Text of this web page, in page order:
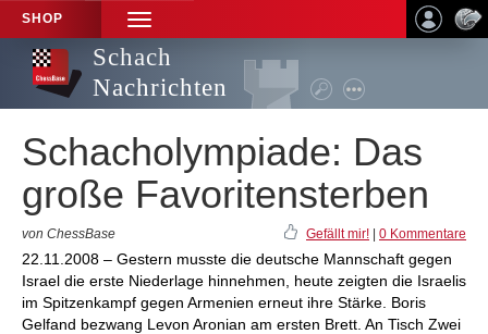
SHOP
TOGGLE
NAVIGATION
Schach
Nachrichten
Schacholympiade: Das
große Favoritensterben
von ChessBase Gefällt mir! 0 Kommentare
22.11.2008 – Gestern musste die deutsche Mannschaft gegen
Israel die erste Niederlage hinnehmen, heute zeigten die Israelis
im Spitzenkampf gegen Armenien erneut ihre Stärke. Boris
Gelfand bezwang Levon Aronian am ersten Brett. An Tisch Zwei